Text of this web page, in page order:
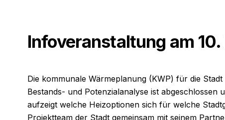
Infoveranstaltung am 10.
Die kommunale Wärmeplanung (KWP) für die
Bestands- und Potenzialanalyse ist
aufzeigt welche Heizoptionen sich für welche
Projektteam der Stadt gemeinsam mit seinem